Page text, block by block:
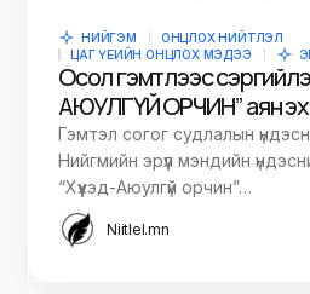
НИЙГЭМ
ОНЦЛОХ НИЙТЛЭЛ
ЦАГ ҮЕИЙН ОНЦЛОХ МЭДЭЭ
Осол гэмтлээс
АЮУЛГҮЙ ОРЧИН” аян
Гэмтэл согог судлалын
Нийгмийн эрүүл мэндийн
“Хүүхэд-Аюулгүй орчин”…
Niitlel.mn